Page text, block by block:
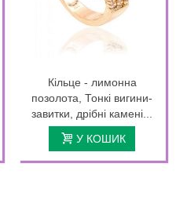
Кільце - лимонна
позолота, Тонкі вигини-
завитки, дрібні камені...
У КОШИК